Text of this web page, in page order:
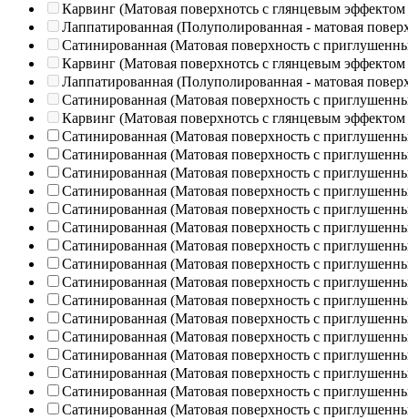
Карвинг (Матовая поверхнотсь с глянцевым эффектом
Лаппатированная (Полуполированная - матовая
Сатинированная (Матовая поверхность с
Карвинг (Матовая поверхнотсь с глянцевым эффектом
Лаппатированная (Полуполированная - матовая
Сатинированная (Матовая поверхность с
Карвинг (Матовая поверхнотсь с глянцевым эффектом
Сатинированная (Матовая поверхность с
Сатинированная (Матовая поверхность с
Сатинированная (Матовая поверхность с
Сатинированная (Матовая поверхность с
Сатинированная (Матовая поверхность с
Сатинированная (Матовая поверхность с
Сатинированная (Матовая поверхность с
Сатинированная (Матовая поверхность с
Сатинированная (Матовая поверхность с
Сатинированная (Матовая поверхность с
Сатинированная (Матовая поверхность с
Сатинированная (Матовая поверхность с
Сатинированная (Матовая поверхность с
Сатинированная (Матовая поверхность с
Сатинированная (Матовая поверхность с
Сатинированная (Матовая поверхность с